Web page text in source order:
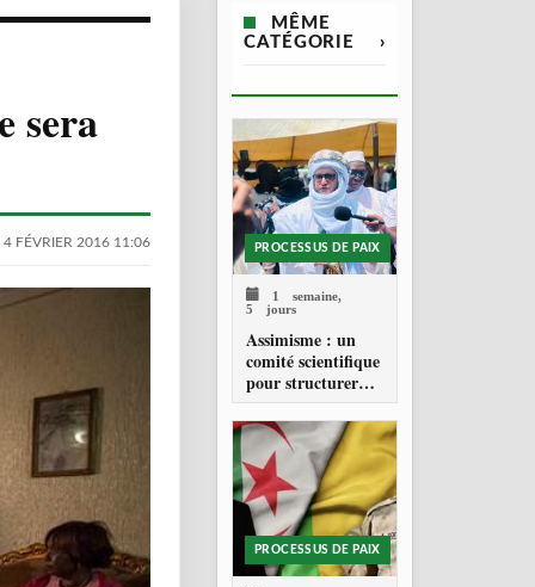
sera
FÉVRIER 2016 11:06
MÊME
CATÉGORIE
›
PROCESSUS DE PAIX
1 semaine,
5 jours
Assimisme : un
comité scientifique
pour structurer
une doctrine de la
refondation
PROCESSUS DE PAIX